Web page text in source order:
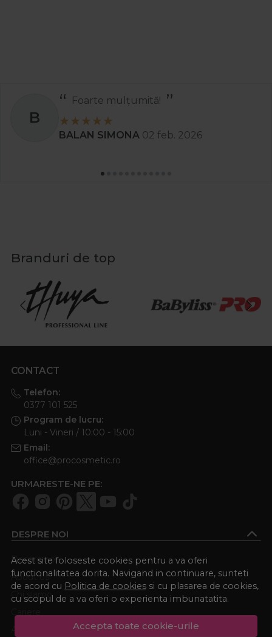
Acest site foloseste cookies pentru a va oferi
functionalitatea dorita. Navigand in continuare, sunteti
de acord cu Politica de cookies si cu plasarea de cookies,
cu scopul de a va oferi o experienta imbunatatita.
Accepta toate cookie-urile
B
Foarte mulțumită!
BALAN SIMONA 02 feb. 2026
Branduri de top
CONTACT
Telefon:
0377 101 525
Program de lucru:
Luni - Vineri / 10:00 - 15:00
Email:
office@procosmetic.ro
URMARESTE-NE PE:
DESPRE NOI
Despre noi
About us
Chi siamo
Academia Procosmetic